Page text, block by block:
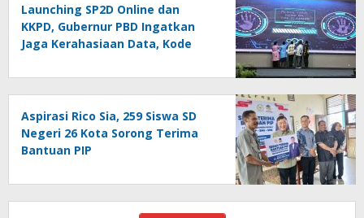
Launching SP2D Online dan
KKPD, Gubernur PBD Ingatkan
Jaga Kerahasiaan Data, Kode
Aspirasi Rico Sia, 259 Siswa SD
Negeri 26 Kota Sorong Terima
Bantuan PIP